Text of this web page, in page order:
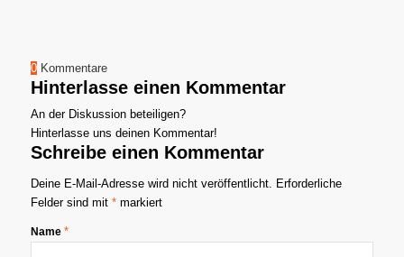
0 Kommentare
Hinterlasse einen Kommentar
An der Diskussion beteiligen?
Hinterlasse uns deinen Kommentar!
Schreibe einen Kommentar
Deine E-Mail-Adresse wird nicht veröffentlicht. Erforderliche
Felder sind mit *markiert
Name *